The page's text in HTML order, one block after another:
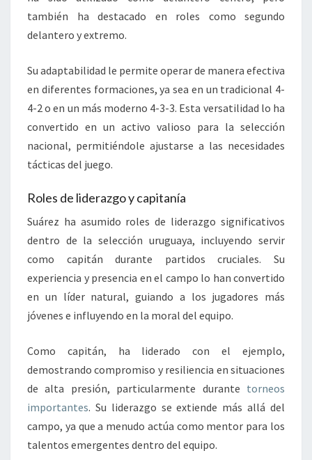
también ha destacado en roles como segundo
delantero y extremo.
Su adaptabilidad le permite operar de manera efectiva
en diferentes formaciones, ya sea en un tradicional 4-
4-2 o en un más moderno 4-3-3. Esta versatilidad lo ha
convertido en un activo valioso para la selección
nacional, permitiéndole ajustarse a las necesidades
tácticas del juego.
Roles de liderazgo y capitanía
Suárez ha asumido roles de liderazgo significativos
dentro de la selección uruguaya, incluyendo servir
como capitán durante partidos cruciales. Su
experiencia y presencia en el campo lo han convertido
en un líder natural, guiando a los jugadores más
jóvenes e influyendo en la moral del equipo.
Como capitán, ha liderado con el ejemplo,
demostrando compromiso y resiliencia en situaciones
de alta presión, particularmente durante torneos
importantes. Su liderazgo se extiende más allá del
campo, ya que a menudo actúa como mentor para los
talentos emergentes dentro del equipo.